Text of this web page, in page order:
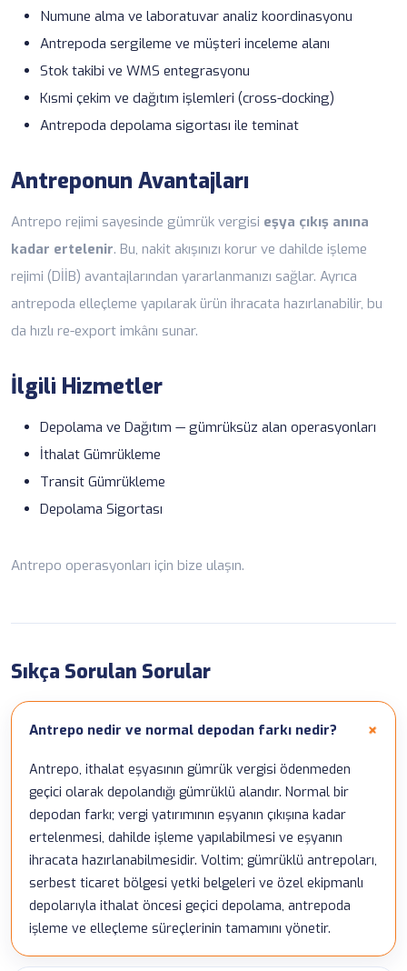
Numune alma ve laboratuvar analiz koordinasyonu
Antrepoda sergileme ve müşteri inceleme alanı
Stok takibi ve WMS entegrasyonu
Kısmi çekim ve dağıtım işlemleri (cross-docking)
Antrepoda depolama sigortası ile teminat
Antreponun Avantajları
Antrepo rejimi sayesinde gümrük vergisi eşya çıkış anına
kadar ertelenir. Bu, nakit akışınızı korur ve dahilde işleme
rejimi (DİİB) avantajlarından yararlanmanızı sağlar. Ayrıca
antrepoda elleçleme yapılarak ürün ihracata hazırlanabilir, bu
da hızlı re-export imkânı sunar.
İlgili Hizmetler
Depolama ve Dağıtım — gümrüksüz alan operasyonları
İthalat Gümrükleme
Transit Gümrükleme
Depolama Sigortası
Antrepo operasyonları için bize ulaşın.
Sıkça Sorulan Sorular
Antrepo nedir ve normal depodan farkı nedir?
Antrepo, ithalat eşyasının gümrük vergisi ödenmeden
geçici olarak depolandığı gümrüklü alandır. Normal bir
depodan farkı; vergi yatırımının eşyanın çıkışına kadar
ertelenmesi, dahilde işleme yapılabilmesi ve eşyanın
ihracata hazırlanabilmesidir. Voltim; gümrüklü antrepoları,
serbest ticaret bölgesi yetki belgeleri ve özel ekipmanlı
depolarıyla ithalat öncesi geçici depolama, antrepoda
işleme ve elleçleme süreçlerinin tamamını yönetir.